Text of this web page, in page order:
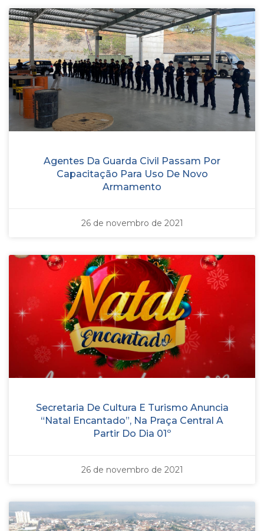
Agentes Da Guarda Civil Passam Por
Capacitação Para Uso De Novo
Armamento
26 de novembro de 2021
Secretaria De Cultura E Turismo Anuncia
“Natal Encantado”, Na Praça Central A
Partir Do Dia 01º
26 de novembro de 2021